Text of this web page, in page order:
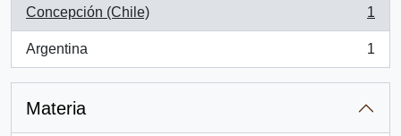
Concepción (Chile)
, 1 resultados
1
Argentina
, 1 resultados
1
Materia